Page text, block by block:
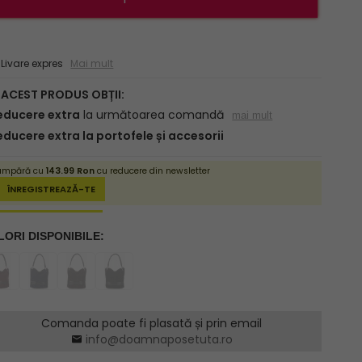
expres Mai mult
Comanda poate fi plasată și prin email
info@doamnaposetuta.ro